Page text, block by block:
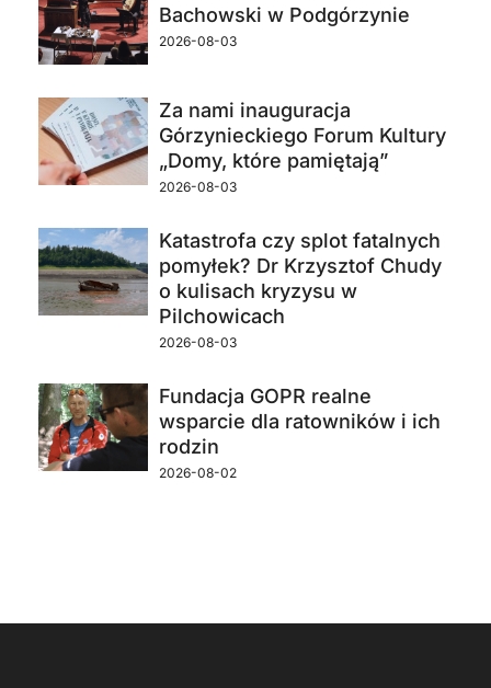
Bachowski w Podgórzynie
2026-08-03
Za nami inauguracja
Górzynieckiego Forum Kultury
„Domy, które pamiętają”
2026-08-03
Katastrofa czy splot fatalnych
pomyłek? Dr Krzysztof Chudy
o kulisach kryzysu w
Pilchowicach
2026-08-03
Fundacja GOPR realne
wsparcie dla ratowników i ich
rodzin
2026-08-02